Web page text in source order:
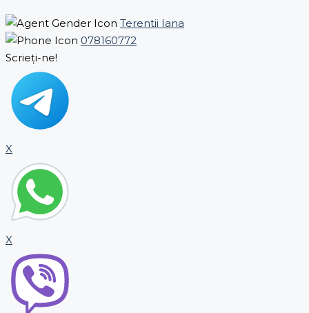
Terentii Iana
078160772
Scrieți-ne!
X
X